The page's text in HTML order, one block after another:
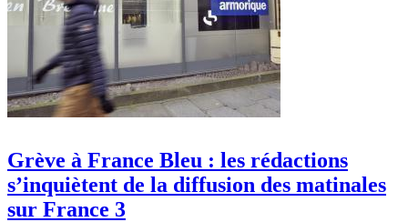
Grève à France Bleu : les rédactions
s’inquiètent de la diffusion des matinales
sur France 3